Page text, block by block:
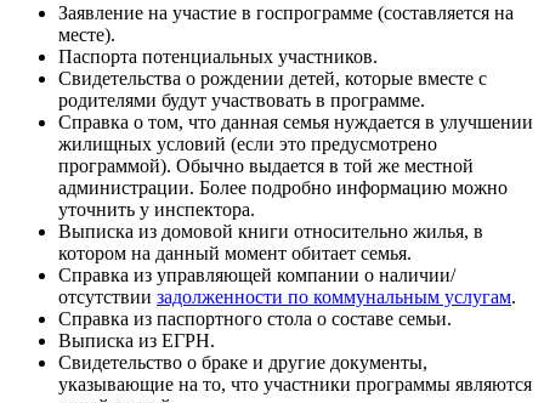
Заявление на участие в госпрограмме (составляется на
месте).
Паспорта потенциальных участников.
Свидетельства о рождении детей, которые вместе с
родителями будут участвовать в программе.
Справка о том, что данная семья нуждается в улучшении
жилищных условий (если это предусмотрено
программой). Обычно выдается в той же местной
администрации. Более подробно информацию можно
уточнить у инспектора.
Выписка из домовой книги относительно жилья, в
котором на данный момент обитает семья.
Справка из управляющей компании о наличии/
отсутствии задолженности по коммунальным услугам.
Справка из паспортного стола о составе семьи.
Выписка из ЕГРН.
Свидетельство о браке и другие документы,
указывающие на то, что участники программы являются